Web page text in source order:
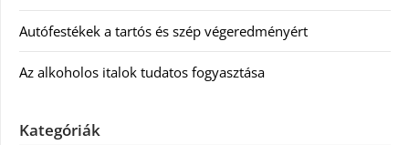
Autófestékek a tartós és szép végeredményért
Az alkoholos italok tudatos fogyasztása
Kategóriák